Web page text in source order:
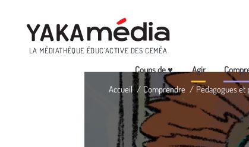
LA MÉDIATHÈQUE ÉDUC’ACTIVE DES CEMÉA
Menu
Coups de ♥ Agir
Accueil Comprendre Pédagogues et